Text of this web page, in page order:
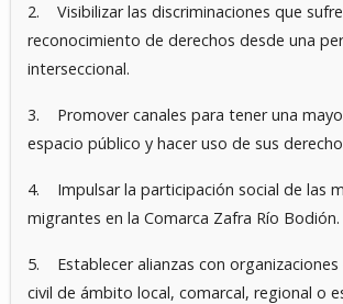
2. Visibilizar las discriminaciones que
reconocimiento de derechos desde una
interseccional.
3. Promover canales para tener una
espacio público y hacer uso de sus
4. Impulsar la participación social de las
migrantes en la Comarca Zafra Río Bodión.
5. Establecer alianzas con organizaciones
civil de ámbito local, comarcal, regional o